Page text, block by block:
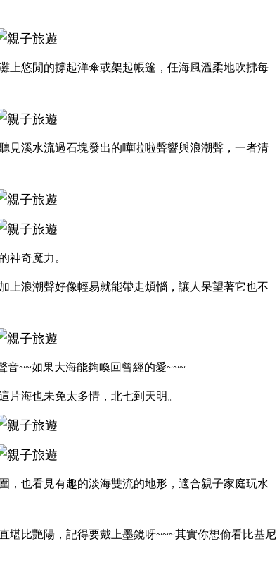
上悠閒的撐起洋傘或架起帳篷，任海風溫柔地吹拂每
見溪水流過石塊發出的嘩啦啦聲響與浪潮聲，一者清
神奇魔力。
上浪潮聲好像輕易就能帶走煩惱，讓人呆望著它也不
音~~如果大海能夠喚回曾經的愛~~~
片海也未免太多情，北七到天明。
，也看見有趣的淡海雙流的地形，適合親子家庭玩水
堪比艷陽，記得要戴上墨鏡呀~~~其實你想偷看比基尼